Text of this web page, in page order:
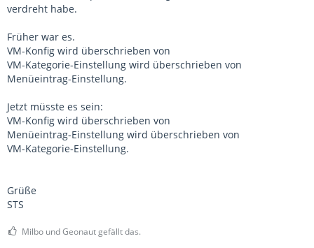
verdreht habe.
Früher war es.
VM-Konfig wird überschrieben von
VM-Kategorie-Einstellung wird überschrieben von
Menüeintrag-Einstellung.
Jetzt müsste es sein:
VM-Konfig wird überschrieben von
Menüeintrag-Einstellung wird überschrieben von
VM-Kategorie-Einstellung.
Grüße
STS
Milbo und Geonaut gefällt das.